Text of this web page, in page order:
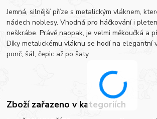
Jemná, silnější příze s metalickým vláknem,
nádech noblesy. Vhodná pro háčkování i
neškrábe. Právě naopak, je velmi měkoučká a
Díky metalickému vláknu se hodí na elegantní
ponč, šál, čepic až po šaty.
Zboží zařazeno v kategoriích